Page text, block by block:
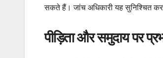
सकते हैं। जांच अधिकारी यह सुनिश्चित कर
पीड़िता और समुदाय पर